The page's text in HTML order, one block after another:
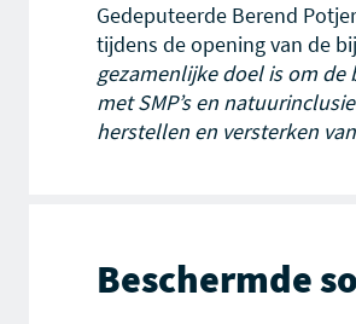
Gedeputeerde Berend
tijdens de opening van de
gezamenlijke doel is om de
met SMP’s en
herstellen en versterken
Beschermde